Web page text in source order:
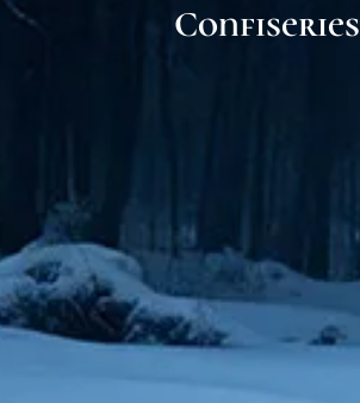
Confiseries